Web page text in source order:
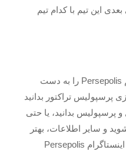
این تیم با کدام تیم
برای این که اطلاعات کامل در مورد تیم Persepolis را به دست
پرسپولیس تراکتور بدانید
و پرسپولیس بدانید، یا حتی
و سایر اطلاعات، بهتر
است که به سایت Persepolis یا شبکه اینستاگرام‌ Persepolis